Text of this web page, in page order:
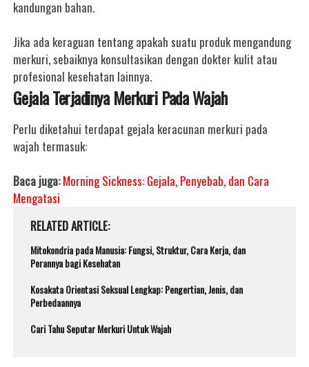
kandungan bahan.
Jika ada keraguan tentang apakah suatu produk mengandung
merkuri, sebaiknya konsultasikan dengan dokter kulit atau
profesional kesehatan lainnya.
Gejala Terjadinya Merkuri Pada Wajah
Perlu diketahui terdapat gejala keracunan merkuri pada
wajah termasuk:
Baca juga:Morning Sickness: Gejala, Penyebab, dan Cara
Mengatasi
RELATED ARTICLE
Mitokondria pada Manusia: Fungsi, Struktur, Cara Kerja, dan
Perannya bagi Kesehatan
Kosakata Orientasi Seksual Lengkap: Pengertian, Jenis, dan
Perbedaannya
Cari Tahu Seputar Merkuri Untuk Wajah